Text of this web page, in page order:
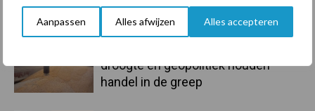
Aanpassen Alles afwijzen Alles accepteren
Sidebar
Recent nieuws Partner nieuws
droogte en geopolitiek houden
handel in de greep